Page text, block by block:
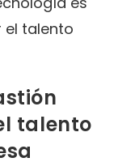
talento